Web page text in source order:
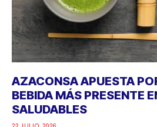
AZACONSA APUESTA
BEBIDA MÁS PRESENTE
SALUDABLES